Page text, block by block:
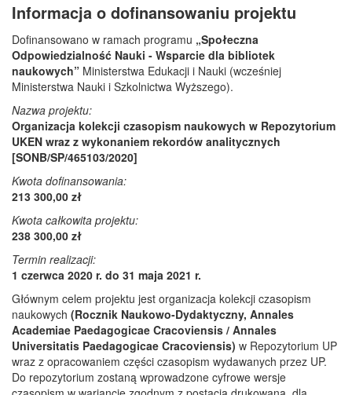
Informacja o dofinansowaniu projektu
Dofinansowano w ramach programu „Społeczna
Odpowiedzialność Nauki - Wsparcie dla bibliotek
naukowych” Ministerstwa Edukacji i Nauki (wcześniej
Ministerstwa Nauki i Szkolnictwa Wyższego).
Nazwa projektu:
Organizacja kolekcji czasopism naukowych w Repozytorium
UKEN wraz z wykonaniem rekordów analitycznych
[SONB/SP/465103/2020]
Kwota dofinansowania:
213 300,00 zł
Kwota całkowita projektu:
238 300,00 zł
Termin realizacji:
1 czerwca 2020 r. do 31 maja 2021 r.
Głównym celem projektu jest organizacja kolekcji czasopism
naukowych (Rocznik Naukowo-Dydaktyczny, Annales
Academiae Paedagogicae Cracoviensis / Annales
Universitatis Paedagogicae Cracoviensis) w Repozytorium UP
wraz z opracowaniem części czasopism wydawanych przez UP.
Do repozytorium zostaną wprowadzone cyfrowe wersje